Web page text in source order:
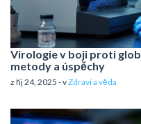
Virologie v boji proti
metody a úspěchy
z říj 24, 2025 - vZdraví a věda